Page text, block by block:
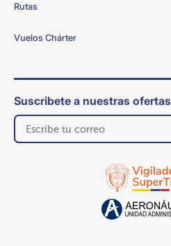
Rutas
Vuelos Chárter
Suscribete a nuestras ofertas